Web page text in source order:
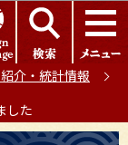
介・統計情報
した